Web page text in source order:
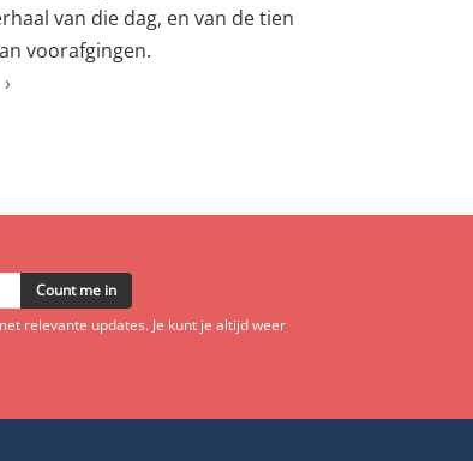
van die dag, en van de tien
voorafgingen.
Count me in
relevante updates. Je kunt je altijd weer